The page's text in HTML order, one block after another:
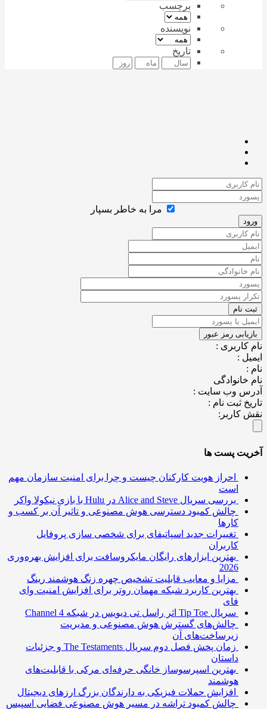
برچسب
نویسنده
تاریخ
مرا به خاطر بسپار
:
:
وب سایت :
ثبت نام :
کاربر:
پست ها
احراز هویت کارکنان چیست و چرا برای امنیت سازمان مهم
بررسی سریال Alice and Steve در Hulu با بازی نیکولا واکر
چالش کمبود دسترسی هوش مصنوعی و تاثیر آن بر کسب و
کارها
تغییرات جدید اسپاتیفای برای شخصی سازی پروفایل
کاربران
بهترین ابزارهای رایگان مایکروسافت برای افزایش بهره‌وری
مزایا و معایب قابلیت تشخیص چهره زنگ هوشمند رینگ
بهترین کاربرد شبکه مهمان روتر برای افزایش امنیت وای
سریال Tip Toe اثر راسل تی دیویس در شبکه Channel 4
چالش‌های گسترش هوش مصنوعی و مدیریت
زیرساخت‌های آن
زمان پخش فصل دوم سریال The Testaments و جزئیات
داستان
بهترین اسپرسوساز خانگی حرفه‌ای مرکی با قابلیت‌های
هوشمند
افزایش حملات فیزیکی به دارندگان بزرگ ارزهای دیجیتال
چالش کمبود تراشه در مسیر هوش مصنوعی فضایی اسپیس